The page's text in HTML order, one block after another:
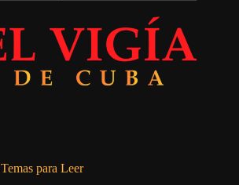
Temas para Leer